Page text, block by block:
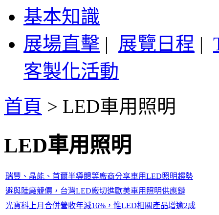
基本知識
展場直擊 | 展覽日程 |
客製化活動
首頁 > LED車用照明
LED車用照明
瑞豐、晶能、首爾半導體等廠商分享車用LED照明趨勢
避與陸廠競價，台灣LED廠切進歐美車用照明供應鏈
光寶科上月合併營收年減16%，惟LED相關產品增逾2成